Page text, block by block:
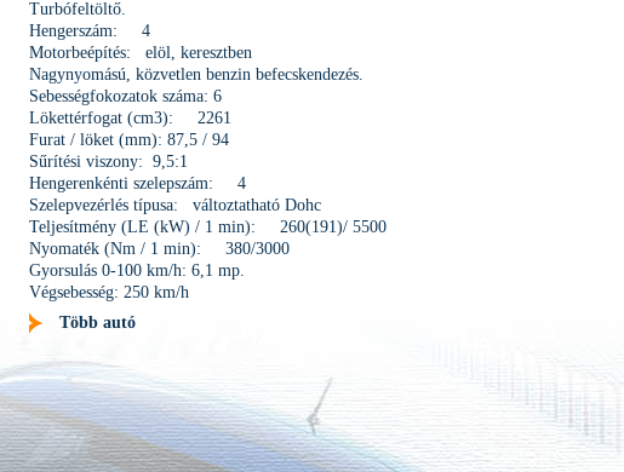
Turbófeltöltő.
Hengerszám: 4
Motorbeépítés: elöl, keresztben
Nagynyomású, közvetlen benzin befecskendezés.
Sebességfokozatok száma: 6
Lökettérfogat (cm3): 2261
Furat / löket (mm): 87,5 / 94
Sűrítési viszony: 9,5:1
Hengerenkénti szelepszám: 4
Szelepvezérlés típusa: változtatható Dohc
Teljesítmény (LE (kW) / 1 min): 260(191)/ 5500
Nyomaték (Nm / 1 min): 380/3000
Gyorsulás 0-100 km/h: 6,1 mp.
Végsebesség: 250 km/h
Több autó